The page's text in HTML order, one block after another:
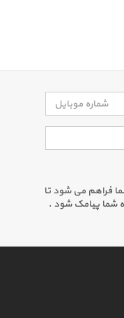
فراهم می شود تا
شما پیامک شود .